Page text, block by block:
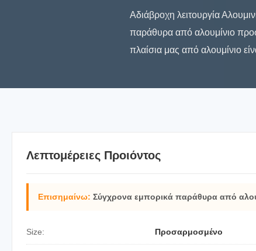
Αδιάβροχη λειτουργία
παράθυρα από αλουμίνιο
πλαίσια μας από αλουμίνιο
Λεπτομέρειες Προιόντος
Επισημαίνω: Σύγχρονα εμπορικά παράθυρα από
Size: Προσαρμοσμένο